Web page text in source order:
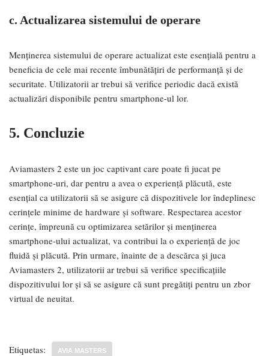
c. Actualizarea sistemului de operare
Menținerea sistemului de operare actualizat este esențială pentru a
beneficia de cele mai recente îmbunătățiri de performanță și de
securitate. Utilizatorii ar trebui să verifice periodic dacă există
actualizări disponibile pentru smartphone-ul lor.
5. Concluzie
Aviamasters 2 este un joc captivant care poate fi jucat pe
smartphone-uri, dar pentru a avea o experiență plăcută, este
esențial ca utilizatorii să se asigure că dispozitivele lor îndeplinesc
cerințele minime de hardware și software. Respectarea acestor
cerințe, împreună cu optimizarea setărilor și menținerea
smartphone-ului actualizat, va contribui la o experiență de joc
fluidă și plăcută. Prin urmare, înainte de a descărca și juca
Aviamasters 2, utilizatorii ar trebui să verifice specificațiile
dispozitivului lor și să se asigure că sunt pregătiți pentru un zbor
virtual de neuitat.
Etiquetas: AVIA MASTERS